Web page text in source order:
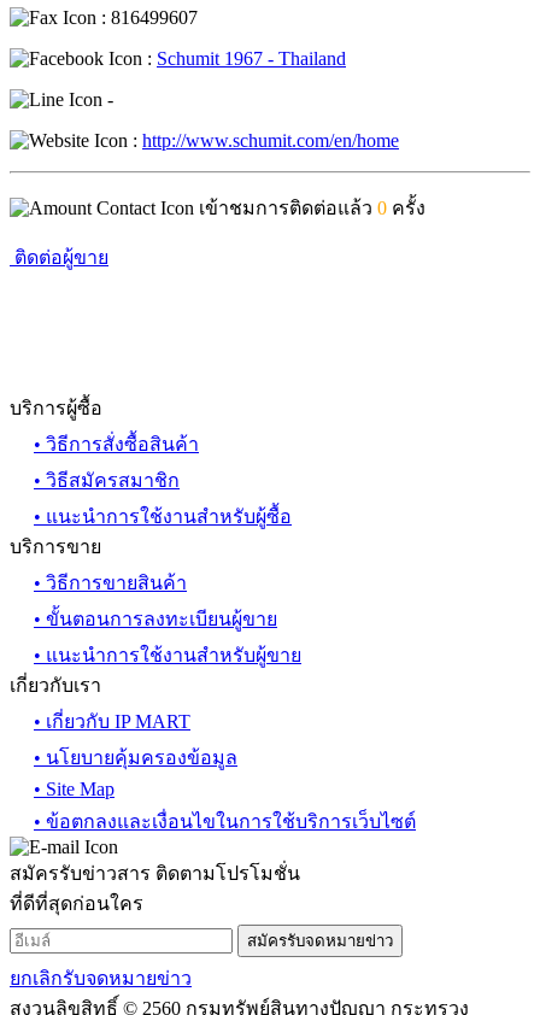
: 816499607
: Schumit 1967 - Thailand
-
: http://www.schumit.com/en/home
เข้าชมการติดต่อแล้ว 0 ครั้ง
ติดต่อผู้ขาย
บริการผู้ซื้อ
• วิธีการสั่งซื้อสินค้า
• วิธีสมัครสมาชิก
• แนะนำการใช้งานสำหรับผู้ซื้อ
บริการขาย
• วิธีการขายสินค้า
• ขั้นตอนการลงทะเบียนผู้ขาย
• แนะนำการใช้งานสำหรับผู้ขาย
เกี่ยวกับเรา
• เกี่ยวกับ IP MART
• นโยบายคุ้มครองข้อมูล
• Site Map
• ข้อตกลงและเงื่อนไขในการใช้บริการเว็บไซต์
สมัครรับข่าวสาร ติดตามโปรโมชั่น
ที่ดีที่สุดก่อนใคร
สมัครรับจดหมายข่าว
ยกเลิกรับจดหมายข่าว
สงวนลิขสิทธิ์ © 2560 กรมทรัพย์สินทางปัญญา กระทรวง